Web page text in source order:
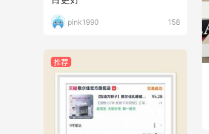
pink1990 158
推荐